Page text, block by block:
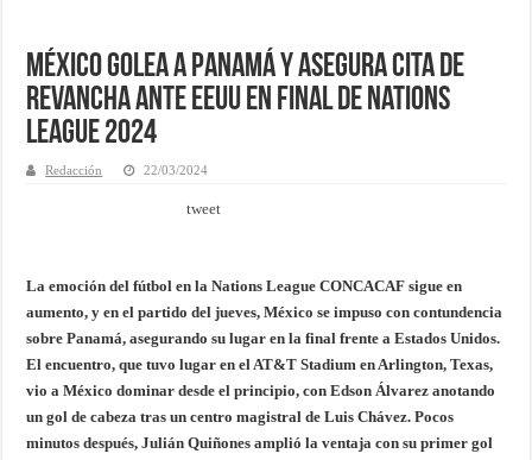
México golea a Panamá y asegura cita de
revancha ante EEUU en final de Nations
League 2024
Redacción 22/03/2024
tweet
La emoción del fútbol en la Nations League CONCACAF sigue en
aumento, y en el partido del jueves, México se impuso con contundencia
sobre Panamá, asegurando su lugar en la final frente a Estados Unidos.
El encuentro, que tuvo lugar en el AT&T Stadium en Arlington, Texas,
vio a México dominar desde el principio, con Edson Álvarez anotando
un gol de cabeza tras un centro magistral de Luis Chávez. Pocos
minutos después, Julián Quiñones amplió la ventaja con su primer gol